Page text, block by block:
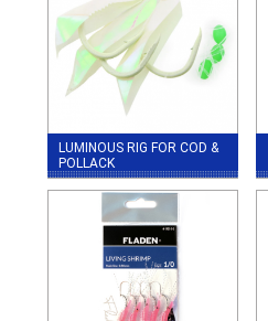
LUMINOUS RIG FOR COD &
POLLACK